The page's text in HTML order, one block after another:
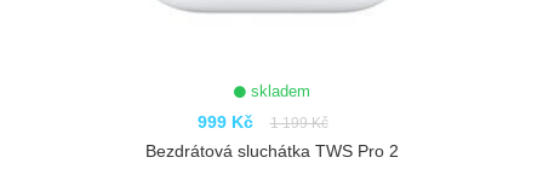
skladem
999 Kč 1 199 Kč
Bezdrátová sluchátka TWS Pro 2